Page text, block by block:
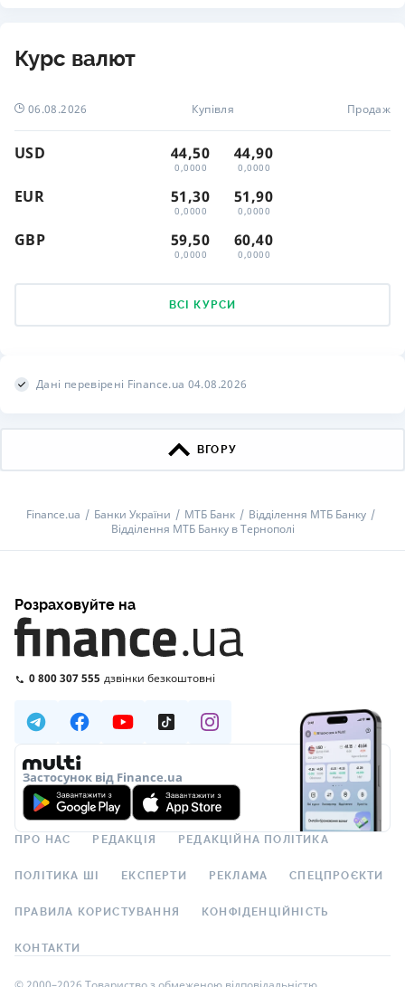
Курс валют
06.08.2026 Купівля Продаж
USD 44,50
0,0000
44,90
0,0000
EUR 51,30
0,0000
51,90
0,0000
GBP 59,50
0,0000
60,40
0,0000
ВСІ КУРСИ
Дані перевірені Finance.ua 04.08.2026
ВГОРУ
Finance.ua Банки України МТБ Банк
Відділення МТБ Банку
Відділення МТБ Банку в Тернополі
Розраховуйте на
0 800 307 555 дзвінки безкоштовні
Застосунок від Finance.ua
ПРО НАС РЕДАКЦІЯ РЕДАКЦІЙНА ПОЛІТИКА
ПОЛІТИКА ШІ ЕКСПЕРТИ РЕКЛАМА СПЕЦПРОЄКТИ
ПРАВИЛА КОРИСТУВАННЯ КОНФІДЕНЦІЙНІСТЬ
КОНТАКТИ